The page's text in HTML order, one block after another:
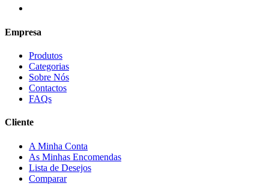
Empresa
Produtos
Categorias
Sobre Nós
Contactos
FAQs
Cliente
A Minha Conta
As Minhas Encomendas
Lista de Desejos
Comparar